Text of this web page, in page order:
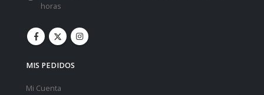
horas
MIS PEDIDOS
Mi Cuenta